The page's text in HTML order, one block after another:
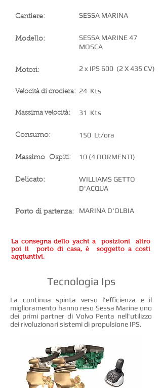
Cantiere: SESSA MARINA
Modello:
SESSA MARINE 47
MOSCA
Motori: 2 x IPS 600 (2 X 435 CV)
Velocità di crociera: 24 Kts
Massima velocità: 31 Kts
Consumo: 150 Lt/ora
Massimo Ospiti: 10 (4 DORMENTI)
Porto di partenza: MARINA D'OLBIA
Delicato:
WILLIAMS GETTO
D'ACQUA
La consegna dello yacht a posizioni altro
poi il porto di casa, è soggetto a costi
aggiuntivi.
Tecnologia Ips
La continua spinta verso l'efficienza e il
miglioramento hanno reso Sessa Marine uno
dei primi partner di Volvo Penta nell'utilizzo
dei rivoluzionari sistemi di propulsione IPS.